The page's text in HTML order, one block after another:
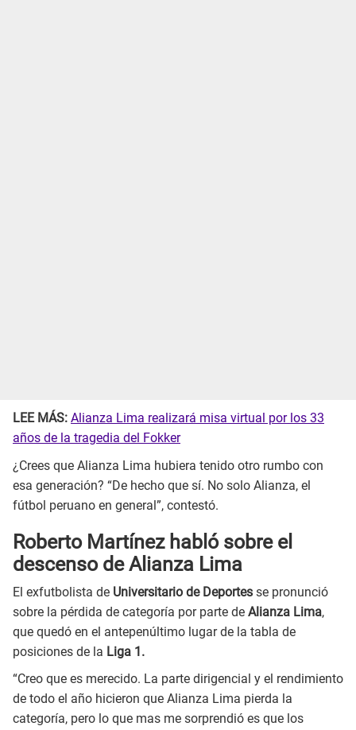
LEE MÁS: Alianza Lima realizará misa virtual por los 33
años de la tragedia del Fokker
¿Crees que Alianza Lima hubiera tenido otro rumbo con
esa generación? “De hecho que sí. No solo Alianza, el
fútbol peruano en general”, contestó.
Roberto Martínez habló sobre el
descenso de Alianza Lima
El exfutbolista de Universitario de Deportes se pronunció
sobre la pérdida de categoría por parte de Alianza Lima,
que quedó en el antepenúltimo lugar de la tabla de
posiciones de la Liga 1.
“Creo que es merecido. La parte dirigencial y el rendimiento
de todo el año hicieron que Alianza Lima pierda la
categoría, pero lo que mas me sorprendió es que los